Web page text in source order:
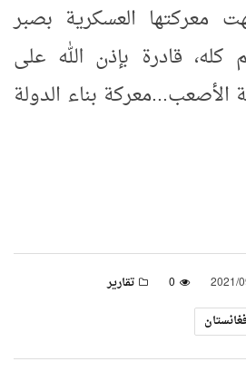
معركتها العسكرية بصبر
كله، قادرة بإذن الله على
الأصعب...معركة بناء الدولة
0
تقارير